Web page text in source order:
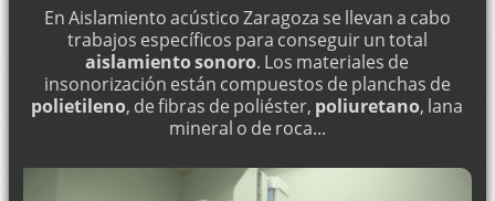
En Aislamiento acústico Zaragoza se llevan a cabo
trabajos específicos para conseguir un total
aislamiento sonoro. Los materiales de
insonorización están compuestos de planchas de
polietileno, de fibras de poliéster, poliuretano, lana
mineral o de roca...